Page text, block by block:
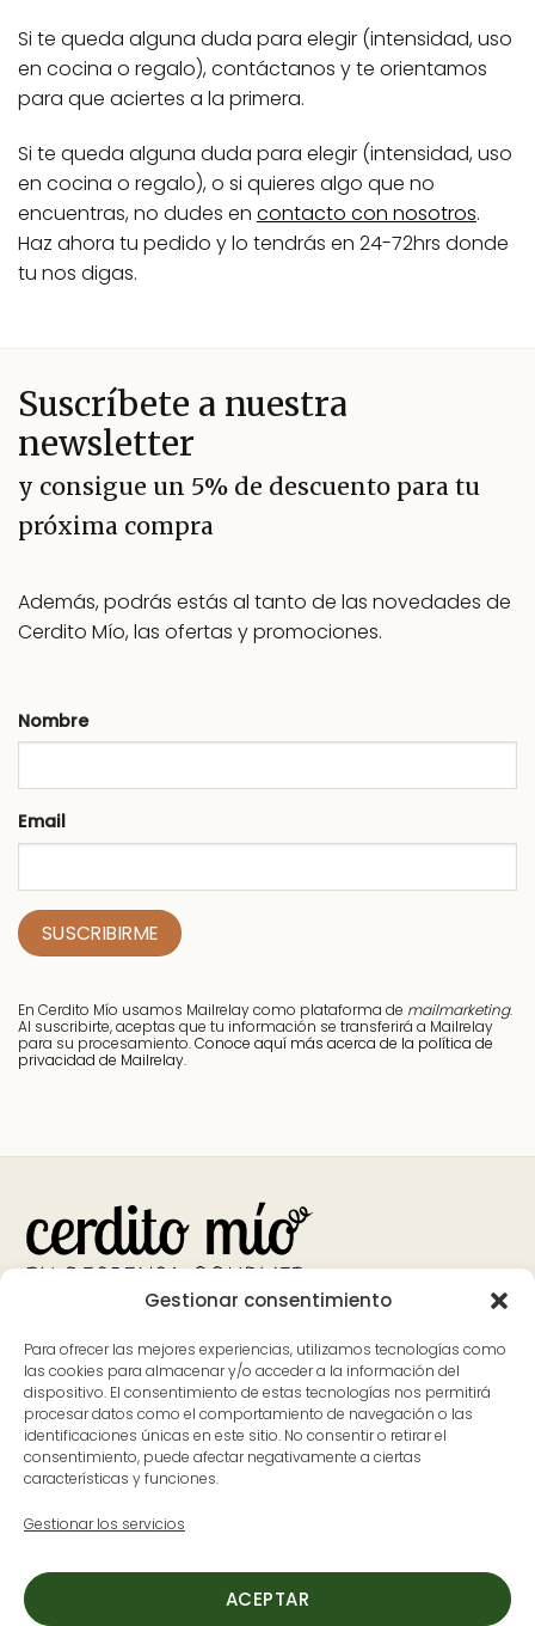
Gestionar consentimiento
Para ofrecer las mejores experiencias, utilizamos tecnologías como
las cookies para almacenar y/o acceder a la información del
dispositivo. El consentimiento de estas tecnologías nos permitirá
procesar datos como el comportamiento de navegación o las
identificaciones únicas en este sitio. No consentir o retirar el
consentimiento, puede afectar negativamente a ciertas
características y funciones.
Gestionar los servicios
ACEPTAR
Si te queda alguna duda para elegir (intensidad, uso
en cocina o regalo), contáctanos y te orientamos
para que aciertes a la primera.
Si te queda alguna duda para elegir (intensidad, uso
en cocina o regalo), o si quieres algo que no
encuentras, no dudes en contacto con nosotros.
Haz ahora tu pedido y lo tendrás en 24-72hrs donde
tu nos digas.
Suscríbete a nuestra
newsletter
y consigue un 5% de descuento para tu
próxima compra
Además, podrás estás al tanto de las novedades de
Cerdito Mío, las ofertas y promociones.
Nombre
Email
En Cerdito Mío usamos Mailrelay como plataforma de mailmarketing.
Al suscribirte, aceptas que tu información se transferirá a Mailrelay
para su procesamiento.Conoce aquí más acerca de la política de
privacidad de Mailrelay.
Transfer
Pay
Pay
PayPal
Contacto
626 597 700
ladespensa@cerditomio.es
Dónde estamos
Avenida Pureza Canelo, 59, en
20:00
S: 9:30 a 14:00